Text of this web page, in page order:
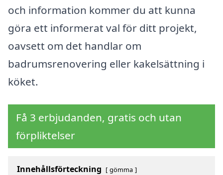
och information kommer du att kunna
göra ett informerat val för ditt projekt,
oavsett om det handlar om
badrumsrenovering eller kakelsättning i
köket.
Få 3 erbjudanden, gratis och utan
förpliktelser
Innehållsförteckning gömma